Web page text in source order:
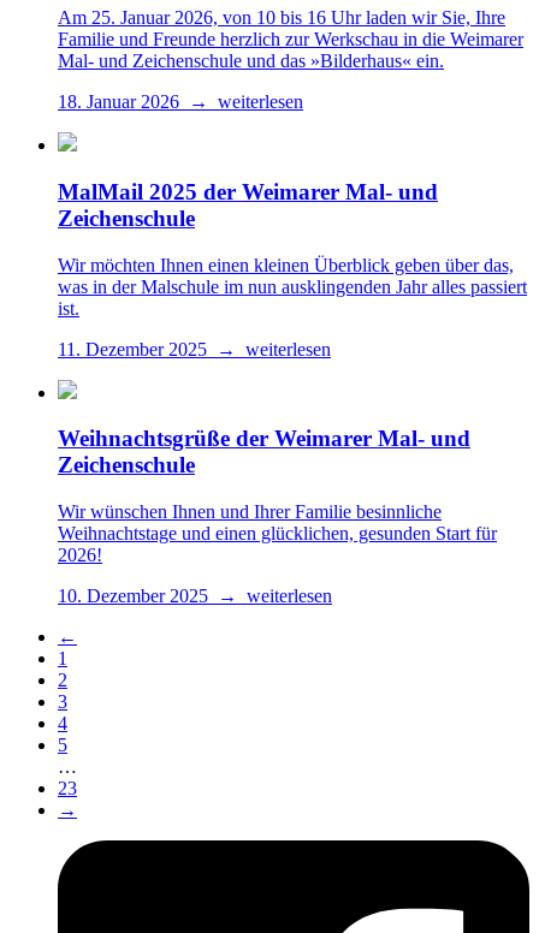
Am 25. Januar 2026, von 10 bis 16 Uhr laden wir Sie, Ihre
Familie und Freunde herzlich zur Werkschau in die Weimarer
Mal- und Zeichenschule und das »Bilderhaus« ein.
18. Januar 2026 → weiterlesen
MalMail 2025 der Weimarer Mal- und
Zeichenschule
Wir möchten Ihnen einen kleinen Überblick geben über das,
was in der Malschule im nun ausklingenden Jahr alles passiert
ist.
11. Dezember 2025 → weiterlesen
Weihnachtsgrüße der Weimarer Mal- und
Zeichenschule
Wir wünschen Ihnen und Ihrer Familie besinnliche
Weihnachtstage und einen glücklichen, gesunden Start für
2026!
10. Dezember 2025 → weiterlesen
←
1
2
3
4
5
…
23
→